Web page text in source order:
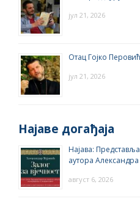
јул 21, 2026
Отац Гојко
јул 21, 2026
Најаве догађаја
Најава:
аутора Александра
август 6, 2026